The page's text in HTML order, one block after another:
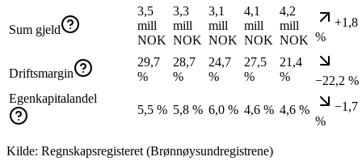
Sum gjeld
3,5
mill
NOK
3,3
mill
NOK
3,1
mill
NOK
4,1
mill
NOK
4,2
mill
NOK
+1,8
%
Driftsmargin
29,7
%
28,7
%
24,7
%
27,5
%
21,4
%
−22,2 %
Egenkapitalandel
5,5 % 5,8 % 6,0 % 4,6 % 4,6 %
−1,7
%
Kilde: Regnskapsregisteret (Brønnøysundregistrene)